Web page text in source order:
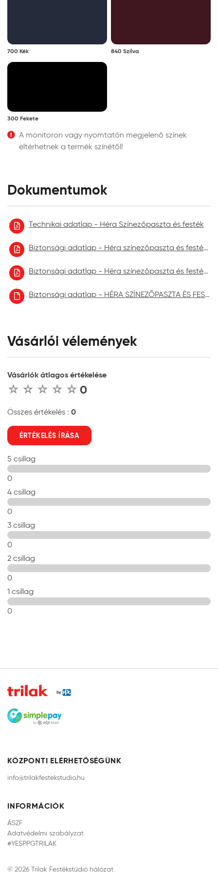
700 Kék 840 Szilva
300 Fekete
A monitoron vagy nyomtatón megjelenő színek
eltérhetnek a termék színétől!
Dokumentumok
Technikai adatlap - Héra Színezőpaszta és festék
Biztonsági adatlap - Héra színezőpaszta és festék 2021.09.
Biztonsági adatlap - Héra színezőpaszta és festék 2022.09.
Biztonsági adatlap - HÉRA SZÍNEZŐPASZTA ÉS FESTÉK aktuális
Vásárlói vélemények
Vásárlók átlagos értékelése
0
Összes értékelés : 0
ÉRTÉKELÉS ÍRÁSA
5 csillag
0
4 csillag
0
3 csillag
0
2 csillag
0
1 csillag
0
KÖZPONTI ELÉRHETŐSÉGÜNK
info@trilakfestekstudio.hu
INFORMÁCIÓK
ÁSZF
Adatvédelmi szabályzat
#YESPPGTRILAK
© 2026 Trilak Festékstúdió hálózat